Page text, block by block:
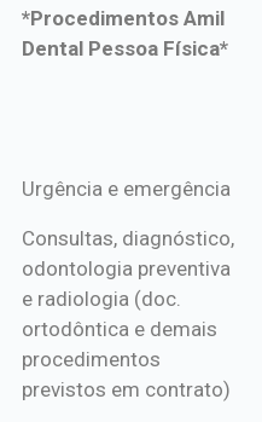
*Procedimentos Amil
Dental Pessoa Física*
*Procedimentos Amil
Urgência e emergência
Consultas, diagnóstico,
odontologia preventiva
e radiologia (doc.
ortodôntica e demais
procedimentos
previstos em contrato)